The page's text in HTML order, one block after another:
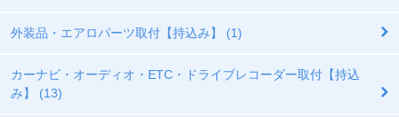
外装品・エアロパーツ取付【持込み】 (1)
カーナビ・オーディオ・ETC・ドライブレコーダー取付【持込
み】 (13)